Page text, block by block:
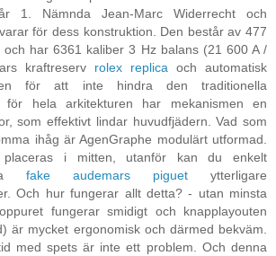
1. Nämnda Jean-Marc Widerrecht och
för dess konstruktion. Den består av 477
och har 6361 kaliber 3 Hz balans (21 600 A /
kraftreserv rolex replica och automatisk
för att inte hindra den traditionella
för hela arkitekturen har mekanismen en
som effektivt lindar huvudfjädern. Vad som
ihåg är AgenGraphe modulärt utformad.
placeras i mitten, utanför kan du enkelt
fake audemars piguet ytterligare
Och hur fungerar allt detta? - utan minsta
fungerar smidigt och knapplayouten
är mycket ergonomisk och därmed bekväm.
med spets är inte ett problem. Och denna